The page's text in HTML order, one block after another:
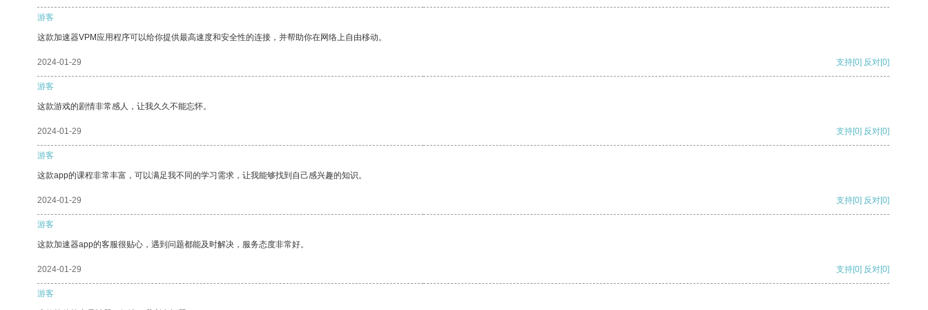
游客
这款加速器VPM应用程序可以给你提供最高速度和安全性的连接，并帮助你在网络上自由移动。
2024-01-29 支持[0] 反对[0]
游客
这款游戏的剧情非常感人，让我久久不能忘怀。
2024-01-29 支持[0] 反对[0]
游客
这款app的课程非常丰富，可以满足我不同的学习需求，让我能够找到自己感兴趣的知识。
2024-01-29 支持[0] 反对[0]
游客
这款加速器app的客服很贴心，遇到问题都能及时解决，服务态度非常好。
2024-01-29 支持[0] 反对[0]
游客